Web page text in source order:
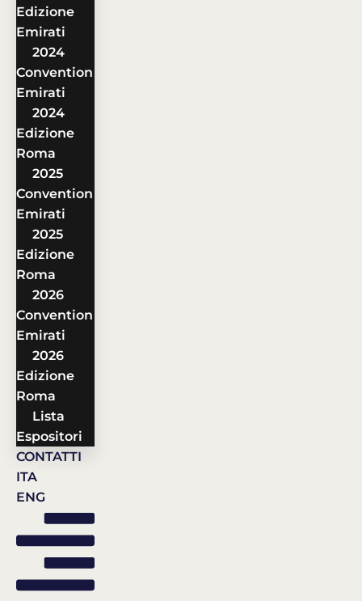
Edizione
Emirati
2024
Convention
Emirati
2024
Edizione
Roma
2025
Convention
Emirati
2025
Edizione
Roma
2026
Convention
Emirati
2026
Edizione
Roma
Lista
Espositori
CONTATTI
ITA
ENG